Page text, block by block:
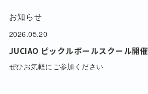
お知らせ
2026.05.20
JUCIAO ピックルボールスクール開催
ぜひお気軽にご参加ください